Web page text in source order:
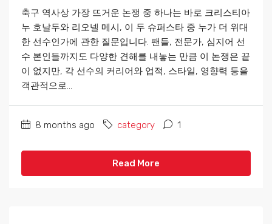
축구 역사상 가장 뜨거운 논쟁 중 하나는 바로 크리스티아
누 호날두와 리오넬 메시, 이 두 슈퍼스타 중 누가 더 위대
한 선수인가에 관한 질문입니다. 팬들, 전문가, 심지어 선
수 본인들까지도 다양한 견해를 내놓는 만큼 이 논쟁은 끝
이 없지만, 각 선수의 커리어와 업적, 스타일, 영향력 등을
객관적으로...
8 months ago category 1
Read More